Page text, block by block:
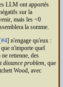
LLMont apportés
sur la
mais les <0
la somme.
#4] n'engage qu'eux :
n'importe quel
retienne, des
distance problem , que
Wood, avec